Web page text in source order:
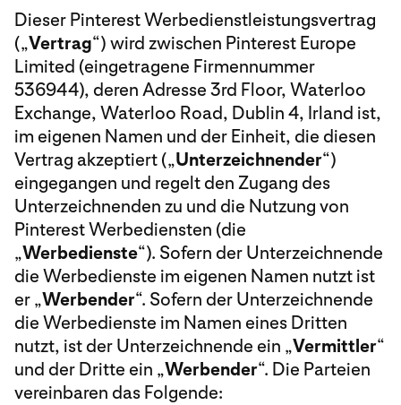
Dieser Pinterest Werbedienstleistungsvertrag
(„Vertrag“) wird zwischen Pinterest Europe
Limited (eingetragene Firmennummer
536944), deren Adresse 3rd Floor, Waterloo
Exchange, Waterloo Road, Dublin 4, Irland ist,
im eigenen Namen und der Einheit, die diesen
Vertrag akzeptiert („Unterzeichnender“)
eingegangen und regelt den Zugang des
Unterzeichnenden zu und die Nutzung von
Pinterest Werbediensten (die
„Werbedienste“). Sofern der Unterzeichnende
die Werbedienste im eigenen Namen nutzt ist
er „Werbender“. Sofern der Unterzeichnende
die Werbedienste im Namen eines Dritten
nutzt, ist der Unterzeichnende ein „Vermittler“
und der Dritte ein „Werbender“. Die Parteien
vereinbaren das Folgende: